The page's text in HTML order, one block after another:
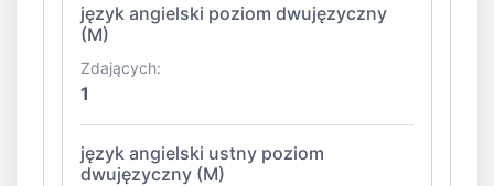
język angielski poziom dwujęzyczny
(M)
Zdających:
1
język angielski ustny poziom
dwujęzyczny (M)